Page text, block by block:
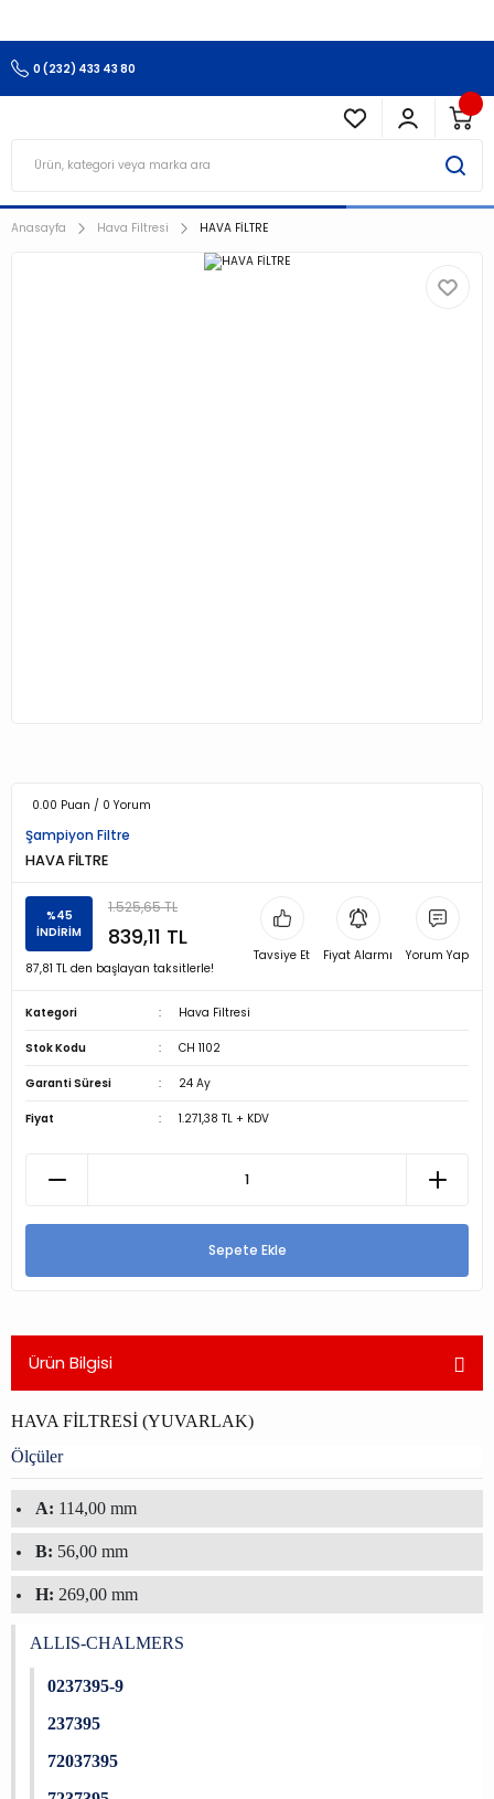
0 (232) 433 43 80
Anasayfa Hava Filtresi HAVA FİLTRE
0.00 Puan / 0 Yorum
Şampiyon Filtre
HAVA FİLTRE
%45
İNDİRİM
1.525,65 TL
839,11 TL
87,81 TL den başlayan taksitlerle!
Tavsiye Et Fiyat Alarmı Yorum Yap
Kategori Hava Filtresi
Stok Kodu CH 1102
Garanti Süresi 24 Ay
Fiyat 1.271,38 TL + KDV
Sepete Ekle
Ürün Bilgisi
HAVA FİLTRESİ (YUVARLAK)
Ölçüler
A: 114,00 mm
B: 56,00 mm
H: 269,00 mm
ALLIS-CHALMERS
0237395-9
237395
72037395